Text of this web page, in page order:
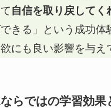
自信を取り戻してく
きる」という成功体
にも良い影響を与え
らではの学習効果